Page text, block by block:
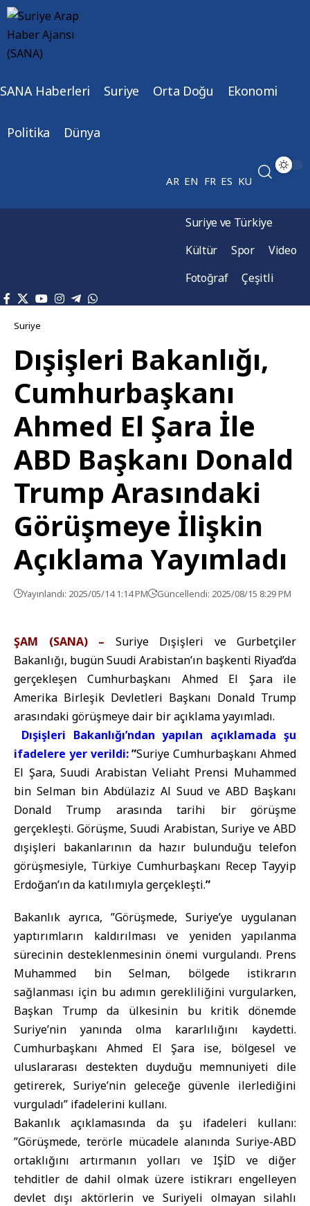
SANA Haberleri Suriye Orta Doğu Ekonomi
Politika Dünya
AR EN FR ES KU
Suriye ve Türkiye
Kültür
Spor
Video
Fotoğraf
Çeşitli
Suriye
Dışişleri Bakanlığı,
Cumhurbaşkanı
Ahmed El Şara İle
ABD Başkanı Donald
Trump Arasındaki
Görüşmeye İlişkin
Açıklama Yayımladı
Yayınlandı: 2025/05/14 1:14 PM Güncellendi: 2025/08/15 8:29 PM
ŞAM (SANA) –
Suriye Dışişleri ve Gurbetçiler
Bakanlığı, bugün Suudi Arabistan’ın başkenti Riyad’da
gerçekleşen Cumhurbaşkanı Ahmed El Şara ile
Amerika Birleşik Devletleri Başkanı Donald Trump
arasındaki görüşmeye dair bir açıklama yayımladı.
Dışişleri Bakanlığı’ndan yapılan açıklamada şu
ifadelere yer verildi:”Suriye Cumhurbaşkanı Ahmed
El Şara, Suudi Arabistan Veliaht Prensi Muhammed
bin Selman bin Abdülaziz Al Suud ve ABD Başkanı
Donald Trump arasında tarihi bir görüşme
gerçekleşti. Görüşme, Suudi Arabistan, Suriye ve ABD
dışişleri bakanlarının da hazır bulunduğu telefon
görüşmesiyle, Türkiye Cumhurbaşkanı Recep Tayyip
Erdoğan’ın da katılımıyla gerçekleşti.”
Bakanlık ayrıca, ”Görüşmede, Suriye’ye uygulanan
yaptırımların kaldırılması ve yeniden yapılanma
sürecinin desteklenmesinin önemi vurgulandı. Prens
Muhammed bin Selman, bölgede istikrarın
sağlanması için bu adımın gerekliliğini vurgularken,
Başkan Trump da ülkesinin bu kritik dönemde
Suriye’nin yanında olma kararlılığını kaydetti.
Cumhurbaşkanı Ahmed El Şara ise, bölgesel ve
uluslararası destekten duyduğu memnuniyeti dile
getirerek, Suriye’nin geleceğe güvenle ilerlediğini
vurguladı” ifadelerini kullanı.
Bakanlık açıklamasında da şu ifadeleri kullanı:
”Görüşmede, terörle mücadele alanında Suriye-ABD
ortaklığını artırmanın yolları ve IŞİD ve diğer
tehditler de dahil olmak üzere istikrarı engelleyen
devlet dışı aktörlerin ve Suriyeli olmayan silahlı